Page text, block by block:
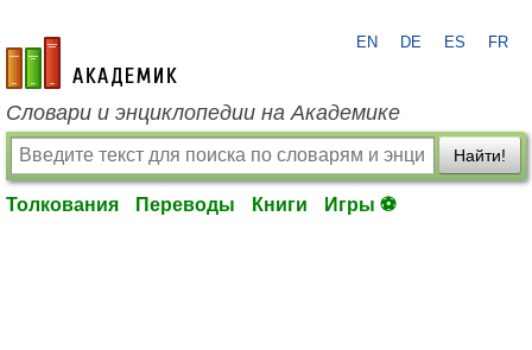
academic.ru
EN DE ES FR
Словари и энциклопедии на Академике
Найти!
Толкования Переводы Книги Игры ⚽